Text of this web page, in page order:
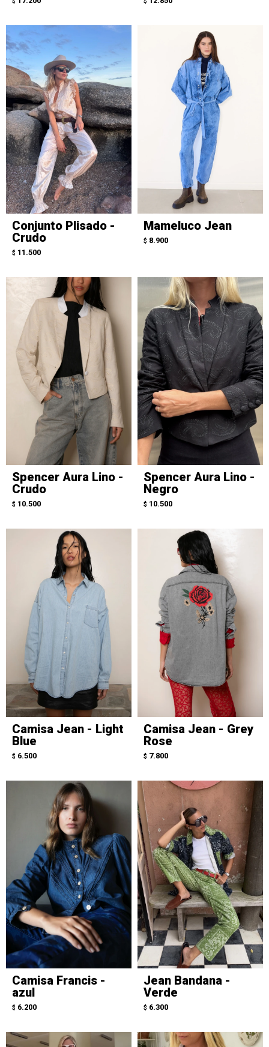
Conjunto Plisado -
Crudo
$ 11.500
Mameluco Jean
$ 8.900
Spencer Aura Lino -
Crudo
$ 10.500
Spencer Aura Lino -
Negro
$ 10.500
Camisa Jean - Light
Blue
$ 6.500
Camisa Jean - Grey
Rose
$ 7.800
Camisa Francis -
azul
$ 6.200
Jean Bandana -
Verde
$ 6.300